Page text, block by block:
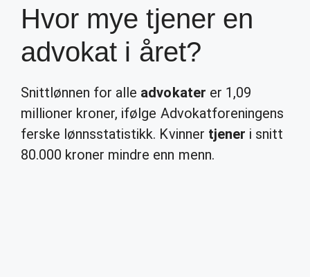
Hvor mye tjener en
advokat i året?
Snittlønnen for alle advokater er 1,09
millioner kroner, ifølge Advokatforeningens
ferske lønnsstatistikk. Kvinner tjener i snitt
80.000 kroner mindre enn menn.